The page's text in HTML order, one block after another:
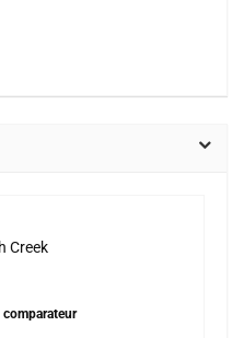
Creek